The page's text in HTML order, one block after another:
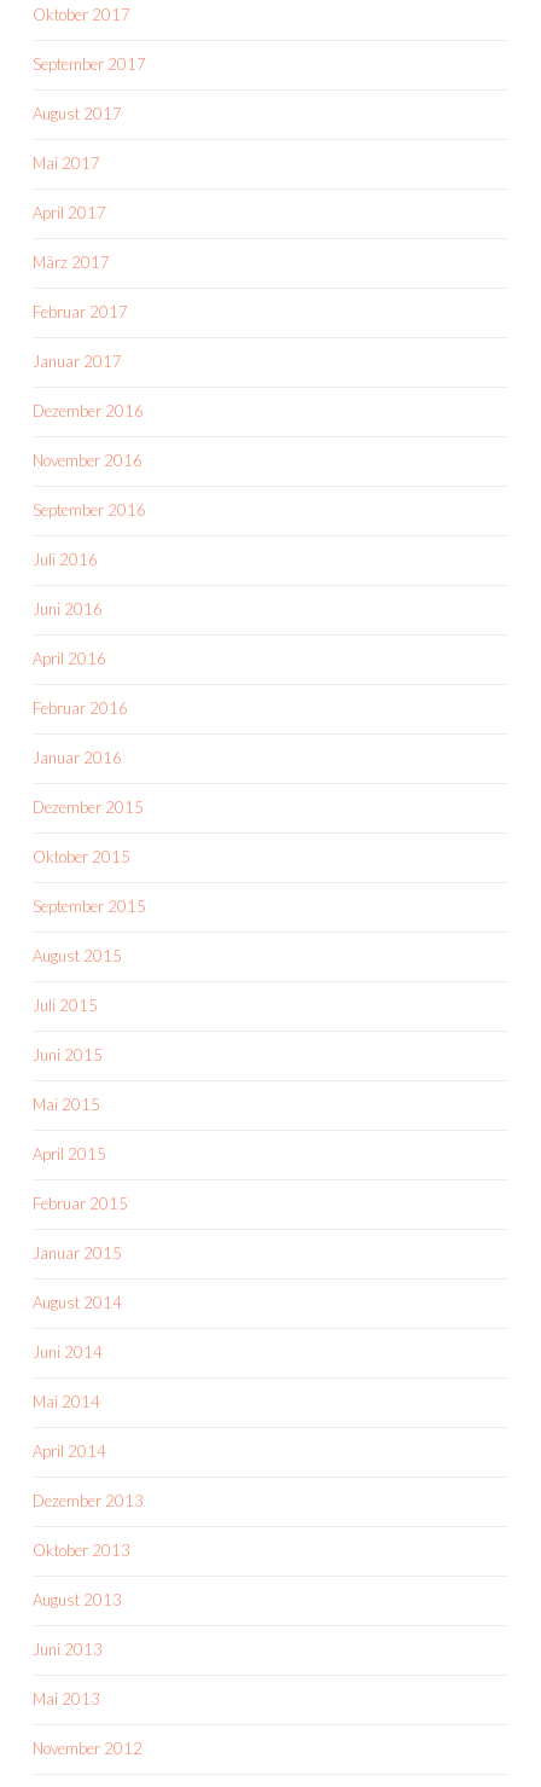
Oktober 2017
September 2017
August 2017
Mai 2017
April 2017
März 2017
Februar 2017
Januar 2017
Dezember 2016
November 2016
September 2016
Juli 2016
Juni 2016
April 2016
Februar 2016
Januar 2016
Dezember 2015
Oktober 2015
September 2015
August 2015
Juli 2015
Juni 2015
Mai 2015
April 2015
Februar 2015
Januar 2015
August 2014
Juni 2014
Mai 2014
April 2014
Dezember 2013
Oktober 2013
August 2013
Juni 2013
Mai 2013
November 2012